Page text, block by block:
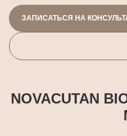
ЗАПИСАТЬСЯ НА
NOVACUTAN